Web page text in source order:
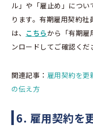
ル」や「雇止め」につ
ります。有期雇用契約
は、 こちらから「有期雇
ンロードしてご確認くだ
関連記事： 雇用契約を更
の伝え方
6. 雇用契約を